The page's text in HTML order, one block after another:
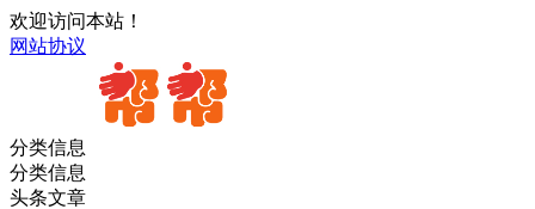
欢迎访问本站！
网站协议
分类信息
分类信息
头条文章